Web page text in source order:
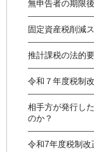
無申告者の期限
固定資産税削減
推計課税の法的
令和７年度税制
相手方が発行し
のか？
令和7年度税制改